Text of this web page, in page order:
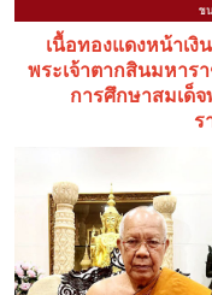
เนื้อทองแดงหน้าเงิ
พระเจ้าตากสินมหาร
การศึกษาสมเด็
ร